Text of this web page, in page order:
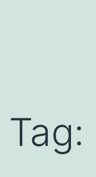
Tag: